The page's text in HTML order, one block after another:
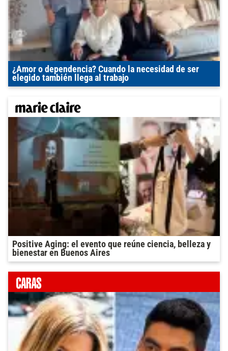
¿Amor o dependencia? Cuando la necesidad de ser
elegido también llega al trabajo
Positive Aging: el evento que reúne ciencia, belleza y
bienestar en Buenos Aires